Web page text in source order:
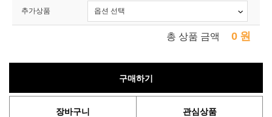
추가상품
총 상품 금액 0 원
구매하기
장바구니 관심상품